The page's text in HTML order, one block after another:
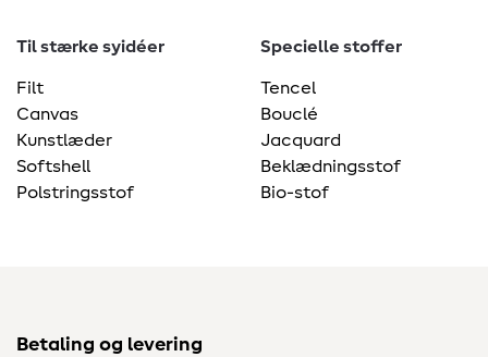
Til stærke syidéer
Filt
Canvas
Kunstlæder
Softshell
Polstringsstof
Specielle stoffer
Tencel
Bouclé
Jacquard
Beklædningsstof
Bio-stof
Betaling og levering